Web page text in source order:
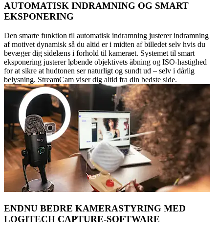
AUTOMATISK INDRAMNING OG SMART
EKSPONERING
Den smarte funktion til automatisk indramning justerer indramning
af motivet dynamisk så du altid er i midten af billedet selv hvis du
bevæger dig sidelæns i forhold til kameraet. Systemet til smart
eksponering justerer løbende objektivets åbning og ISO-hastighed
for at sikre at hudtonen ser naturligt og sundt ud – selv i dårlig
belysning. StreamCam viser dig altid fra din bedste side.
ENDNU BEDRE KAMERASTYRING MED
LOGITECH CAPTURE-SOFTWARE